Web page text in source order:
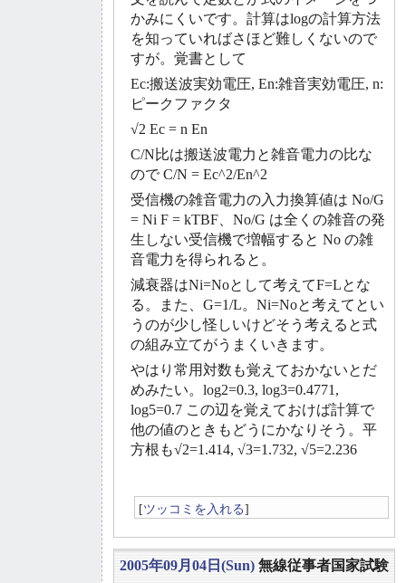
かみにくいです。計算はlogの計算方法
を知っていればさほど難しくないので
すが。覚書として
Ec:搬送波実効電圧, En:雑音実効電圧, n:
ピークファクタ
√2 Ec = n En
C/N比は搬送波電力と雑音電力の比な
ので C/N = Ec^2/En^2
受信機の雑音電力の入力換算値は No/G
= Ni F = kTBF、No/G は全くの雑音の発
生しない受信機で増幅すると No の雑
音電力を得られると。
減衰器はNi=Noとして考えてF=Lとな
る。また、G=1/L。Ni=Noと考えてとい
うのが少し怪しいけどそう考えると式
の組み立てがうまくいきます。
やはり常用対数も覚えておかないとだ
めみたい。log2=0.3, log3=0.4771,
log5=0.7 この辺を覚えておけば計算で
他の値のときもどうにかなりそう。平
方根も√2=1.414, √3=1.732, √5=2.236
[ツッコミを入れる]
2005年09月04日(Sun) 無線従事者国家試験